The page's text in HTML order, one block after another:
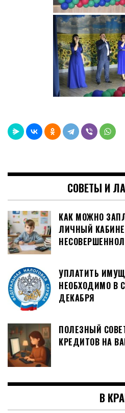
СОВЕТЫ И
КАК МОЖНО
ЛИЧНЫЙ
УПЛАТИТЬ
НЕОБХОДИМО В
ДЕКАБРЯ
ПОЛЕЗНЫЙ
КРЕДИТОВ НА
В